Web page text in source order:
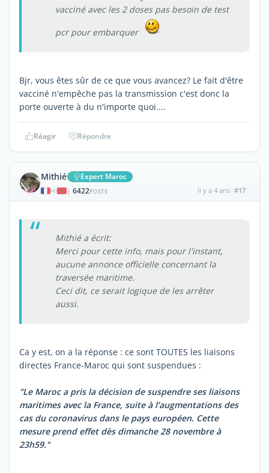
vacciné avec les 2 doses pas besoin de test
pcr pour embarquer
Bjr, vous êtes sûr de ce que vous avancez? Le fait d'être
vacciné n'empêche pas la transmission c'est donc la
porte ouverte à du n'importe quoi....
Réagir Répondre
Mithié Expert Maroc
| 6422POSTS il y a 4 ans #17
Mithié a écrit:
Merci pour cette info, mais pour l'instant,
aucune annonce officielle concernant la
traversée maritime.
Ceci dit, ce serait logique de les arrêter
aussi.
Ca y est, on a la réponse : ce sont TOUTES les liaisons
directes France-Maroc qui sont suspendues :
"Le Maroc a pris la décision de suspendre ses liaisons
maritimes avec la France, suite à l’augmentations des
cas du coronavirus dans le pays européen. Cette
mesure prend effet dès dimanche 28 novembre à
23h59."